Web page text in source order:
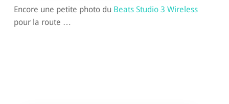
Encore une petite photo du Beats Studio 3 Wireless
pour la route …